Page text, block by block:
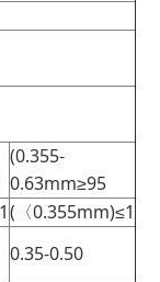
(0.355-
0.63mm≥95
(〈0.355mm)≤1
0.35-0.50